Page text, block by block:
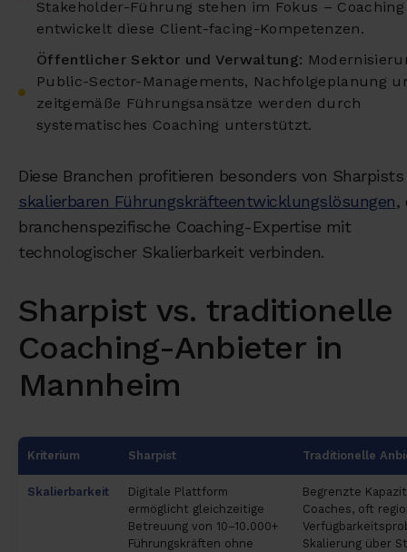
Stakeholder-Führung stehen im Fokus – Coaching
entwickelt diese Client-facing-Kompetenzen.
Öffentlicher Sektor und Verwaltung:
Public-Sector-Managements, Nachfolgeplanung
zeitgemäße Führungsansätze werden durch
systematisches Coaching unterstützt.
Diese Branchen profitieren besonders von Sharpists
skalierbaren Führungskräfteentwicklungslösungen,
branchenspezifische Coaching-Expertise mit
technologischer Skalierbarkeit verbinden.
Sharpist vs. traditionelle
Coaching-Anbieter in
Mannheim
Kriterium Sharpist Traditionelle
Skalierbarkeit
Digitale Plattform
ermöglicht gleichzeitige
Betreuung von 10–10.000+
Führungskräften ohne
Begrenzte
Coaches, oft
Skalierung über